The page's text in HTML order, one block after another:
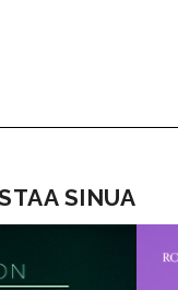
SINUA